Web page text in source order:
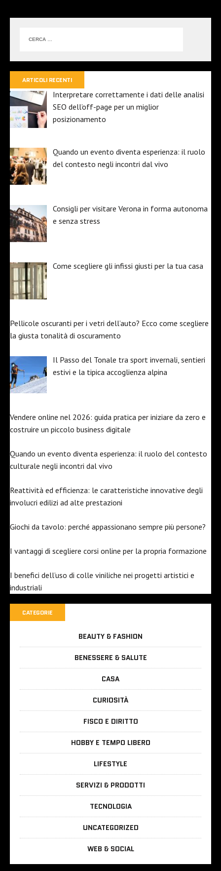
ARTICOLI RECENTI
Interpretare correttamente i dati delle analisi
SEO dell’off-page per un miglior
posizionamento
Quando un evento diventa esperienza: il ruolo
del contesto negli incontri dal vivo
Consigli per visitare Verona in forma autonoma
e senza stress
Come scegliere gli infissi giusti per la tua casa
Pellicole oscuranti per i vetri dell’auto? Ecco come scegliere
la giusta tonalità di oscuramento
Il Passo del Tonale tra sport invernali, sentieri
estivi e la tipica accoglienza alpina
Vendere online nel 2026: guida pratica per iniziare da zero e
costruire un piccolo business digitale
Quando un evento diventa esperienza: il ruolo del contesto
culturale negli incontri dal vivo
Reattività ed efficienza: le caratteristiche innovative degli
involucri edilizi ad alte prestazioni
Giochi da tavolo: perché appassionano sempre più persone?
I vantaggi di scegliere corsi online per la propria formazione
I benefici dell’uso di colle viniliche nei progetti artistici e
industriali
CATEGORIE
BEAUTY & FASHION
BENESSERE & SALUTE
CASA
CURIOSITÀ
FISCO E DIRITTO
HOBBY E TEMPO LIBERO
LIFESTYLE
SERVIZI & PRODOTTI
TECNOLOGIA
UNCATEGORIZED
WEB & SOCIAL